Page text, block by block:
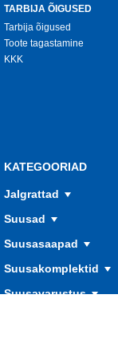
TARBIJA ÕIGUSED
Tarbija õigused
Toote tagastamine
KKK
KATEGOORIAD
Jalgrattad
Suusad
Suusasaapad
Suusakomplektid
Suusavarustus